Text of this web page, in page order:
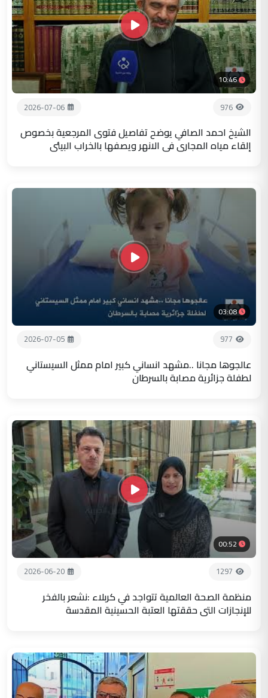
10:46
976
2026-07-06
الشيخ احمد الصافي يوضح تفاصيل فتوى المرجعية بخصوص
إلقاء مياه المجاري في الانهر ويصفها بالخراب البيئي
03:08
977
2026-07-05
عالجوها مجانا ..مشهد انساني كبير امام ممثل السيستاني
لطفلة جزائرية مصابة بالسرطان
00:52
1297
2026-06-20
منظمة الصحة العالمية تتواجد في كربلاء :نشعر بالفخر
للإنجازات التي حققتها العتبة الحسينية المقدسة